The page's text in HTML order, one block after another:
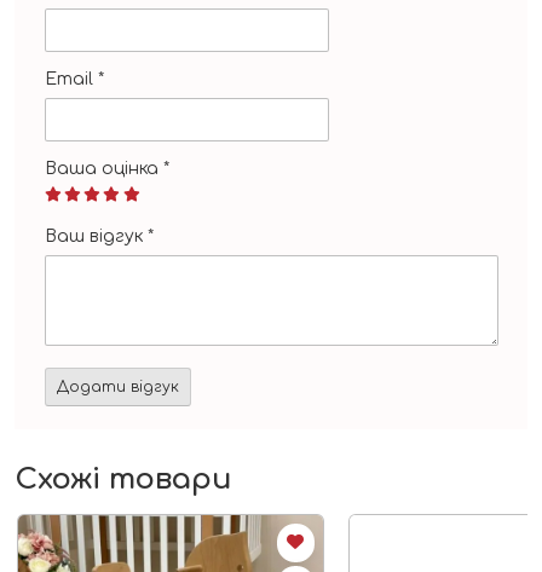
Email *
Ваша оцінка *
Ваш відгук *
Схожі товари